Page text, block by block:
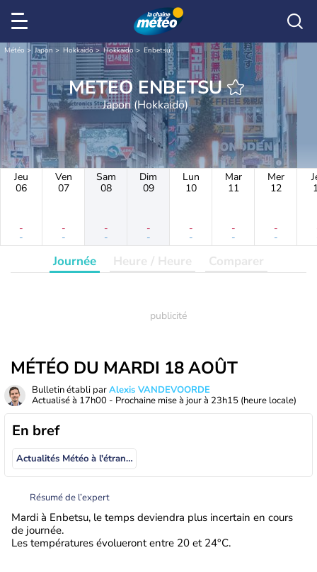
Météo Japon Hokkaidō Hokkaido Enbetsu
METEO ENBETSU
Japon (Hokkaidō)
Jeu
06
-
-
Ven
07
-
-
Sam
08
-
-
Dim
09
-
-
Lun
10
-
-
Mar
11
-
-
Mer
12
-
-
Journée Heure / Heure Comparer
MÉTÉO DU MARDI 18 AOÛT
Bulletin établi parAlexis VANDEVOORDE
Actualisé à 17h00 - Prochaine mise à jour à 23h15 (heure locale)
En bref
Actualités Météo à l'étranger
Résumé de l’expert
Mardi à Enbetsu, le temps deviendra plus incertain en cours
de journée.
Les températures évolueront entre 20 et 24°C.